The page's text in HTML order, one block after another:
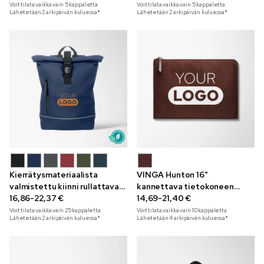
Voit tilata vaikka vain 5kappaletta
Lähetetään 2 arkipäivän kuluessa*
Voit tilata vaikka vain 5kappaletta
Lähetetään 2 arkipäivän kuluessa*
Kierrätysmateriaalista
valmistettu kiinni rullattava
Laptosa-reppu 15"
16,86-22,37 €
Voit tilata vaikka vain 25kappaletta
Lähetetään 2 arkipäivän kuluessa*
VINGA Hunton 16"
kannettava tietokoneen
kotelo
14,69-21,40 €
Voit tilata vaikka vain 10kappaletta
Lähetetään 4 arkipäivän kuluessa*